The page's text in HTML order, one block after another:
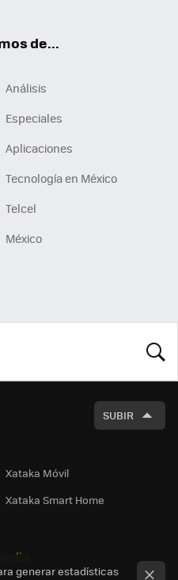
de...
Análisis
Especiales
Aplicaciones
Tecnología en México
Telcel
México
SUBIR
Xataka Móvil
Xataka Smart Home
generar estadísticas